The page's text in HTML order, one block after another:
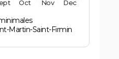
Martin-Saint-Firmin
Oct Nov Dec